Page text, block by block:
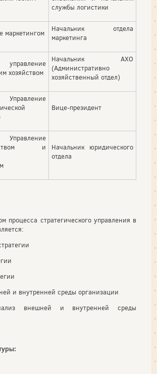
службы логистики
маркетингом
Начальник отдела
маркетинга
хозяйством
Начальник АХО
(Административно
хозяйственный отдел)
Вице-президент
и
Начальник юридического
отдела
процесса стратегического управления в
и внутренней среды организации
внешней и внутренней среды